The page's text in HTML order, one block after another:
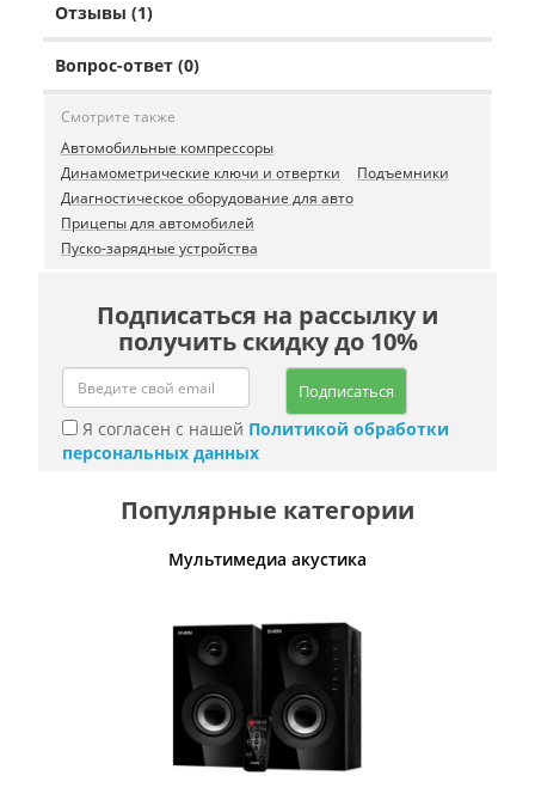
Отзывы (1)
Вопрос-ответ (0)
Смотрите также
Автомобильные компрессоры
Динамометрические ключи и отвертки
Подъемники
Диагностическое оборудование для авто
Прицепы для автомобилей
Пуско-зарядные устройства
Подписаться на рассылку и
получить скидку до 10%
Подписаться
Я согласен с нашей Политикой обработки
персональных данных
Популярные категории
Мультимедиа акустика